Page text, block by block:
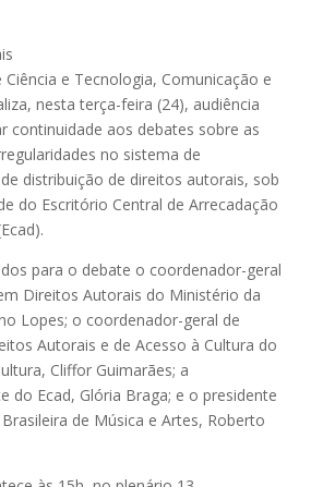
Ciência e Tecnologia, Comunicação e
nesta terça-feira (24), audiência
continuidade aos debates sobre as
no sistema de
distribuição de direitos autorais, sob
do Escritório Central de Arrecadação
para o debate o coordenador-geral
Direitos Autorais do Ministério da
Lopes; o coordenador-geral de
Autorais e de Acesso à Cultura do
Cliffor Guimarães; a
do Ecad, Glória Braga; e o presidente
de Música e Artes, Roberto